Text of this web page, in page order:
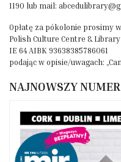
1190 lub mail:
Opłatę za pókolonie prosimy
Polish Culture Centre & Library
IE 64 AIBK 93638385786061
podając w opisie/uwagach:
NAJNOWSZY NUMER